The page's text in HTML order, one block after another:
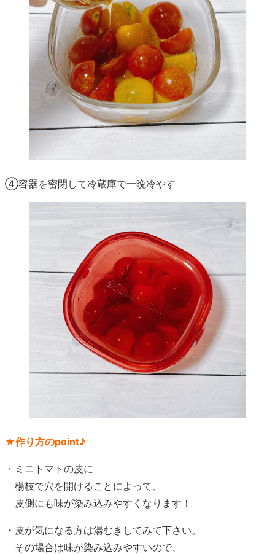
④容器を密閉して冷蔵庫で一晩冷やす
★作り方のpoint♪
・ミニトマトの皮に
楊枝で穴を開けることによって、
皮側にも味が染み込みやすくなります！
・皮が気になる方は湯むきしてみて下さい。
その場合は味が染み込みやすいので、